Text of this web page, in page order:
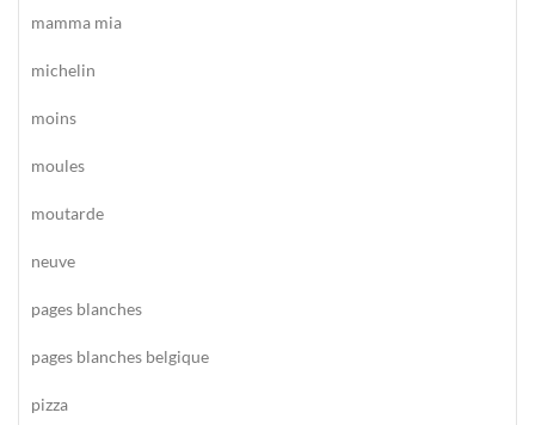
mamma mia
michelin
moins
moules
moutarde
neuve
pages blanches
pages blanches belgique
pizza